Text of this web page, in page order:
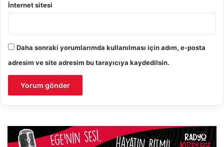
İnternet sitesi
Daha sonraki yorumlarımda kullanılması için adım, e-posta
adresim ve site adresim bu tarayıcıya kaydedilsin.